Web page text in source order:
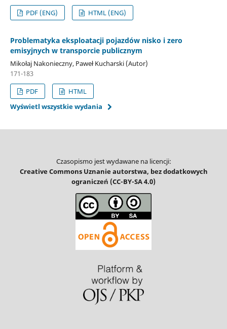
PDF (ENG)
HTML (ENG)
Problematyka eksploatacji pojazdów nisko i zero
emisyjnych w transporcie publicznym
Mikołaj Nakonieczny, Paweł Kucharski (Autor)
171-183
PDF
HTML
Wyświetl wszystkie wydania
Czasopismo jest wydawane na licencji:
Creative Commons Uznanie autorstwa, bez dodatkowych
ograniczeń (CC-BY-SA 4.0)